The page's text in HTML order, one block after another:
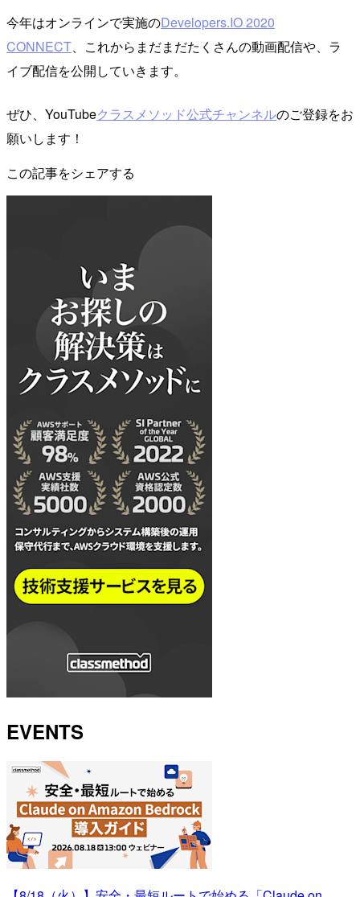
今年はオンラインで実施のDevelopers.IO 2020
CONNECT、これからまだまだたくさんの動画配信や、ラ
イブ配信を公開していきます。
ぜひ、YouTubeクラスメソッド公式チャンネルのご登録をお
願いします！
この記事をシェアする
EVENTS